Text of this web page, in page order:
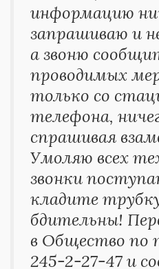
информацию
запрашиваю и
а звоню
проводимых
только со
телефона,
спрашивая
Умоляю всех
звонки
кладите
бдительны!
в Общество по
245-2-27-47 и